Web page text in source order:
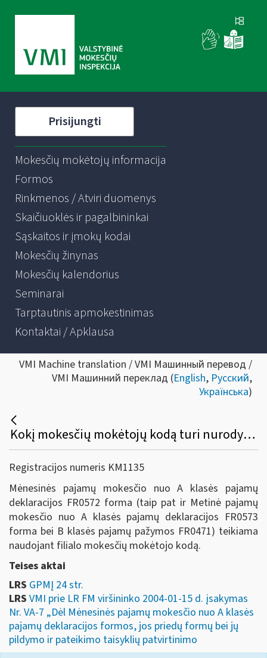
Prisijungti
Mokesčių mokėtojų informacija
Formos
Rinkmenos / Atviri duomenys
Skaičiuoklės ir pagalbininkai
Sąskaitos ir įmokų kodai
Mokesčių žinynas
Mokesčių kalendorius
Seminarai
Tarptautinis apmokestinimas
Kontaktai / Apklausa
VMI Machine translation / VMI Машинный перевод /
VMI Машинний переклад (English, Русский,
Українська)
Kokį mokesčių mokėtojų kodą turi nurodyti užsienio įmonės filialas, veikiantis Lietuvos Respublikoje per nuolatinę buveinę, teikdamas deklaracijas?
Registracijos numeris KM1135
Mėnesinės pajamų mokesčio nuo A klasės pajamų
deklaracijos FR0572 forma (taip pat ir Metinė pajamų
mokesčio nuo A klasės pajamų deklaracijos FR0573
forma bei B klasės pajamų pažymos FR0471) teikiama
naudojant filialo mokesčių mokėtojo kodą.
Teises aktai
LRS GPMĮ 24 str.
LRS VMI prie LR FM viršininko 2004-01-15 d. įsakymas
Nr. VA-7 „Dėl Mėnesinės pajamų mokesčio nuo A klasės
pajamų deklaracijos formos, jos priedų formų bei jų
pildymo ir pateikimo taisyklių patvirtinimo